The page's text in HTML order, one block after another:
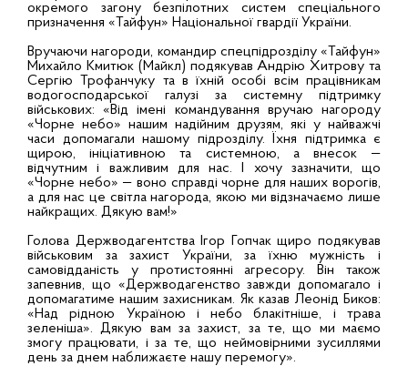
окремого загону безпілотних систем спеціального
призначення «Тайфун» Національної гвардії України.
Вручаючи нагороди, командир спецпідрозділу «Тайфун»
Михайло Кмитюк (Майкл) подякував Андрію Хитрову та
Сергію Трофанчуку та в їхній особі всім працівникам
водогосподарської галузі за системну підтримку
військових: «Від імені командування вручаю нагороду
«Чорне небо» нашим надійним друзям, які у найважчі
часи допомагали нашому підрозділу. Їхня підтримка є
щирою, ініціативною та системною, а внесок —
відчутним і важливим для нас. І хочу зазначити, що
«Чорне небо» — воно справді чорне для наших ворогів,
а для нас це світла нагорода, якою ми відзначаємо лише
найкращих. Дякую вам!»
Голова Держводагентства Ігор Гопчак щиро подякував
військовим за захист України, за їхню мужність і
самовідданість у протистоянні агресору. Він також
запевнив, що «Держводагенство завжди допомагало і
допомагатиме нашим захисникам. Як казав Леонід Биков:
«Над рідною Україною і небо блакітніше, і трава
зеленіша». Дякую вам за захист, за те, що ми маємо
змогу працювати, і за те, що неймовірними зусиллями
день за днем наближаєте нашу перемогу».